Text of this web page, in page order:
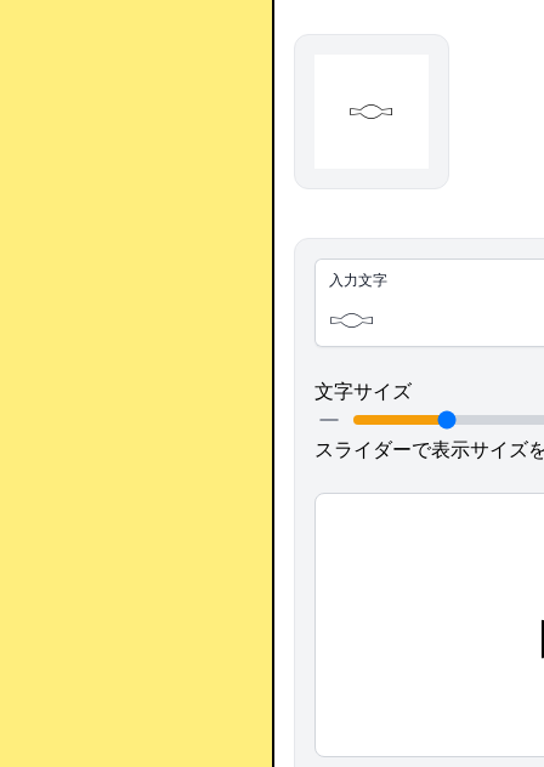
𓎷
入力文字
文字サイズ
スライダーで表示サイズ